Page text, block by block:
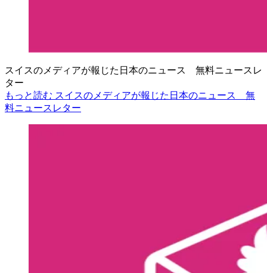
スイスのメディアが報じた日本のニュース 無料ニュースレ
ター
もっと読む スイスのメディアが報じた日本のニュース 無
料ニュースレター